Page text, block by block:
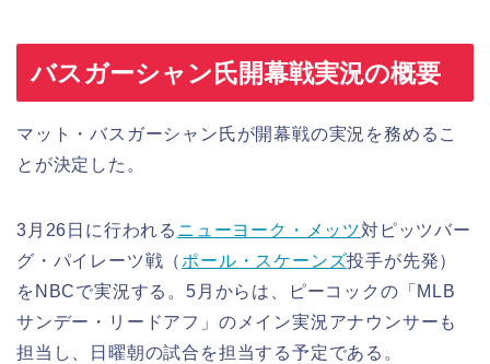
バスガーシャン氏開幕戦実況の概要
マット・バスガーシャン氏が開幕戦の実況を務めるこ
とが決定した。
3月26日に行われる ニューヨーク・メッツ対ピッツバー
グ・パイレーツ戦（ ポール・スケーンズ投手が先発）
をNBCで実況する。5月からは、ピーコックの「MLB
サンデー・リードアフ」のメイン実況アナウンサーも
担当し、日曜朝の試合を担当する予定である。